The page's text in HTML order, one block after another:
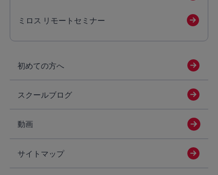
ミロス リモートセミナー
初めての方へ
スクールブログ
動画
サイトマップ